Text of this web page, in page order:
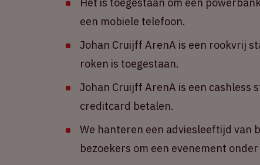
een mobiele telefoon.
Johan Cruijff ArenA is een rookvrij
roken is toegestaan.
Johan Cruijff ArenA is een cashless
creditcard betalen.
We hanteren een adviesleeftijd van
bezoekers om een evenement